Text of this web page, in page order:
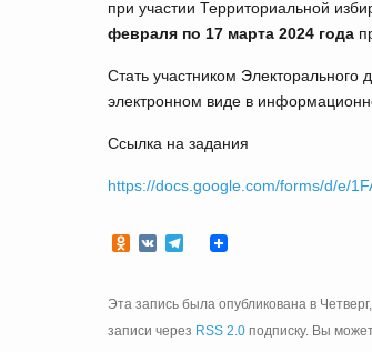
при участии Территориальной
февраля по 17 марта 2024 года
Стать участником
электронном виде в
Ссылка на задания
https://docs.google.com/forms/d/e/
Odnoklassniki
VK Telegram
Эта запись была опубликована в
записи через RSS 2.0 подписку. Вы